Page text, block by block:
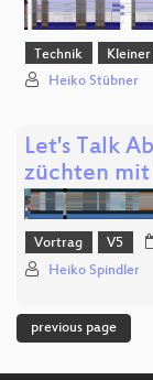
Technik Kleiner
Heiko Stübner
Let's Talk
züchten
Vortrag V5
Heiko Spindler
previous page